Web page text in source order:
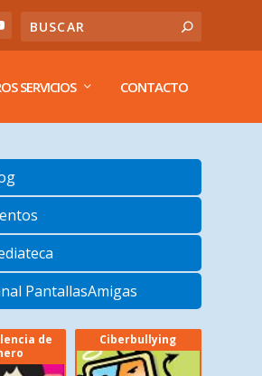
SERVICIOS CONTACTO
PantallasAmigas
de
Ciberbullying